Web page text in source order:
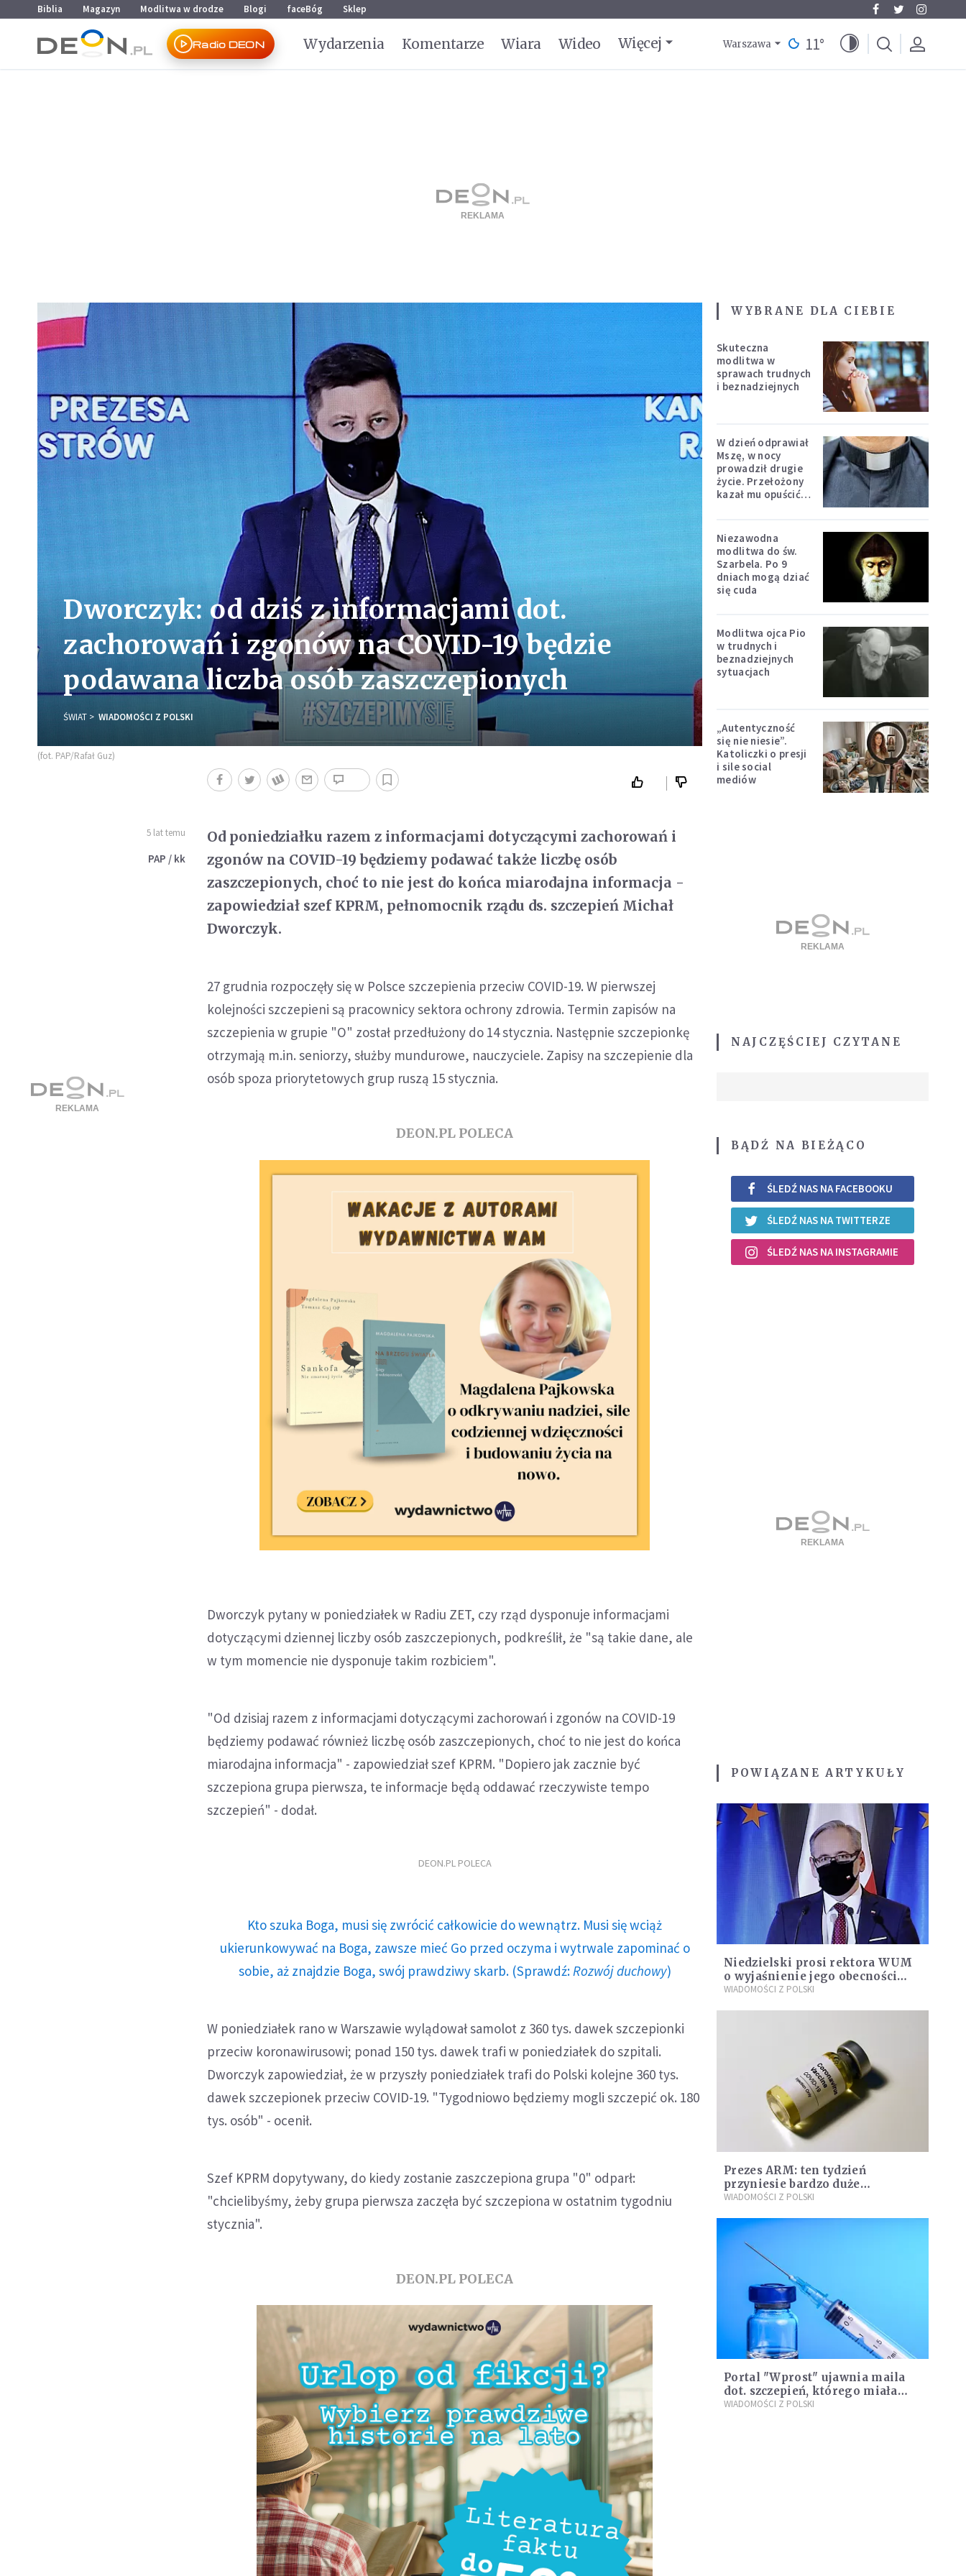
Przejdź do menu głównego
Przejdź do treści
Biblia Magazyn Modlitwa w drodze Blogi faceBóg Sklep
Radio DEON Wydarzenia Komentarze Wiara Wideo Więcej Warszawa 11°
Dworczyk: od dziś z informacjami dot.
zachorowań i zgonów na COVID-19 będzie
podawana liczba osób zaszczepionych
ŚWIAT WIADOMOŚCI Z POLSKI
(fot. PAP/Rafał Guz)
5 lat temu
PAP / kk
Od poniedziałku razem z informacjami dotyczącymi zachorowań i
zgonów na COVID-19 będziemy podawać także liczbę osób
zaszczepionych, choć to nie jest do końca miarodajna informacja -
zapowiedział szef KPRM, pełnomocnik rządu ds. szczepień Michał
Dworczyk.
27 grudnia rozpoczęły się w Polsce szczepienia przeciw COVID-19. W pierwszej
kolejności szczepieni są pracownicy sektora ochrony zdrowia. Termin zapisów na
szczepienia w grupie "O" został przedłużony do 14 stycznia. Następnie szczepionkę
otrzymają m.in. seniorzy, służby mundurowe, nauczyciele. Zapisy na szczepienie dla
osób spoza priorytetowych grup ruszą 15 stycznia.
DEON.PL POLECA
Dworczyk pytany w poniedziałek w Radiu ZET, czy rząd dysponuje informacjami
dotyczącymi dziennej liczby osób zaszczepionych, podkreślił, że "są takie dane, ale
w tym momencie nie dysponuje takim rozbiciem".
"Od dzisiaj razem z informacjami dotyczącymi zachorowań i zgonów na COVID-19
będziemy podawać również liczbę osób zaszczepionych, choć to nie jest do końca
miarodajna informacja" - zapowiedział szef KPRM. "Dopiero jak zacznie być
szczepiona grupa pierwsza, te informacje będą oddawać rzeczywiste tempo
szczepień" - dodał.
DEON.PL POLECA
Kto szuka Boga, musi się zwrócić całkowicie do wewnątrz. Musi się wciąż
ukierunkowywać na Boga, zawsze mieć Go przed oczyma i wytrwale zapominać o
sobie, aż znajdzie Boga, swój prawdziwy skarb. (Sprawdź: Rozwój duchowy)
W poniedziałek rano w Warszawie wylądował samolot z 360 tys. dawek szczepionki
przeciw koronawirusowi; ponad 150 tys. dawek trafi w poniedziałek do szpitali.
Dworczyk zapowiedział, że w przyszły poniedziałek trafi do Polski kolejne 360 tys.
dawek szczepionek przeciw COVID-19. "Tygodniowo będziemy mogli szczepić ok. 180
tys. osób" - ocenił.
Szef KPRM dopytywany, do kiedy zostanie zaszczepiona grupa "0" odparł:
"chcielibyśmy, żeby grupa pierwsza zaczęła być szczepiona w ostatnim tygodniu
stycznia".
DEON.PL POLECA
WYBRANE DLA CIEBIE
Skuteczna
modlitwa w
sprawach trudnych
i beznadziejnych
W dzień odprawiał
Mszę, w nocy
prowadził drugie
życie. Przełożony
kazał mu opuścić
Niezawodna
modlitwa do św.
Szarbela. Po 9
dniach mogą dziać
się cuda
Modlitwa ojca Pio
w trudnych i
beznadziejnych
sytuacjach
„Autentyczność
się nie niesie”.
Katoliczki o presji
i sile social
mediów
NAJCZĘŚCIEJ CZYTANE
BĄDŹ NA BIEŻĄCO
ŚLEDŹ NAS NA FACEBOOKU
ŚLEDŹ NAS NA TWITTERZE
ŚLEDŹ NAS NA INSTAGRAMIE
POWIĄZANE ARTYKUŁY
Niedzielski prosi rektora WUM
o wyjaśnienie jego obecności
podczas szczepień celebrytów
WIADOMOŚCI Z POLSKI
Prezes ARM: ten tydzień
przyniesie bardzo duże
przyspieszenie szczepień przeciw
WIADOMOŚCI Z POLSKI
Portal "Wprost" ujawnia maila
dot. szczepień, którego miała
rozsyłać fundacja Krystyny Jandy
WIADOMOŚCI Z POLSKI